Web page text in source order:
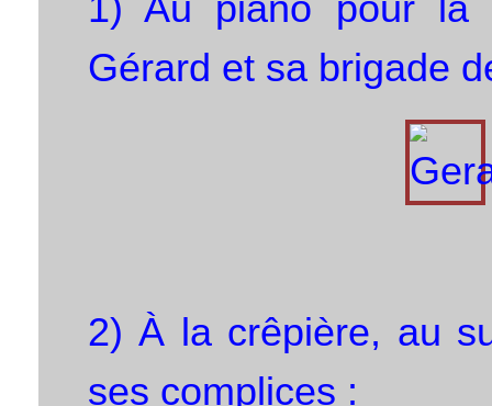
Gérard et sa brigade
2) À la crêpière, au
ses complices :